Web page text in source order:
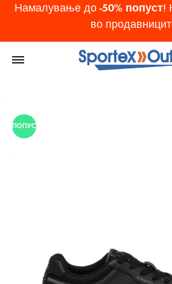
Намалување до -50% попуст!
во
ПОПУСТ